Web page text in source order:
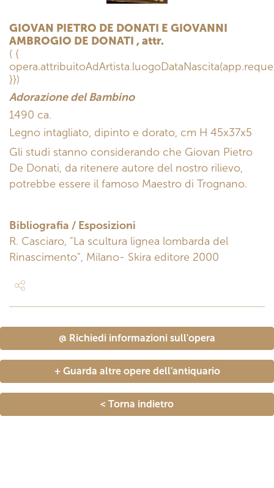
GIOVAN PIETRO DE DONATI E GIOVANNI
AMBROGIO DE DONATI , attr.
( {
}})
Adorazione del Bambino
1490 ca.
Legno intagliato, dipinto e dorato, cm H 45x37x5
Gli studi stanno considerando che Giovan Pietro
De Donati, da ritenere autore del nostro rilievo,
potrebbe essere il famoso Maestro di Trognano.
Bibliografia / Esposizioni
R. Casciaro, "La scultura lignea lombarda del
Rinascimento", Milano- Skira editore 2000
@ Richiedi informazioni sull'opera
+ Guarda altre opere dell'antiquario
< Torna indietro